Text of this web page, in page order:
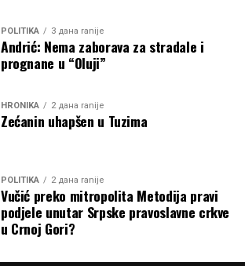
POLITIKA 3 дана ranije
Andrić: Nema zaborava za stradale i
prognane u “Oluji”
HRONIKA 2 дана ranije
Zećanin uhapšen u Tuzima
POLITIKA 2 дана ranije
Vučić preko mitropolita Metodija pravi
podjele unutar Srpske pravoslavne crkve
u Crnoj Gori?